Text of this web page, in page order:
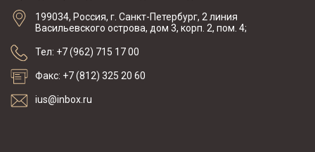
199034, Россия, г. Санкт-Петербург, 2 линия
Васильевского острова, дом 3, корп. 2, пом. 4;
Тел: +7 (962) 715 17 00
Факс: +7 (812) 325 20 60
ius@inbox.ru